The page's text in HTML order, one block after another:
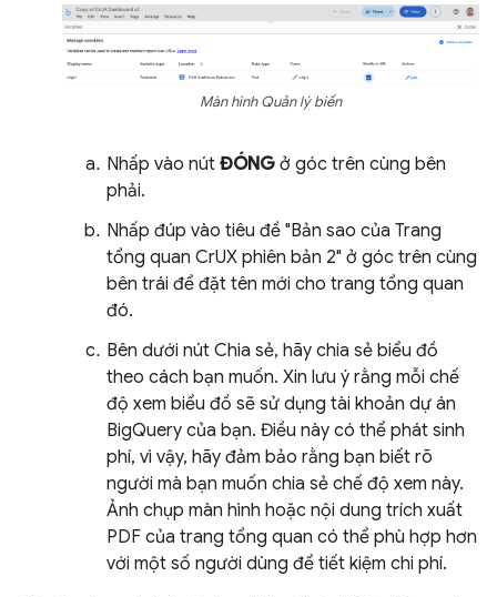
Màn hình Quản lý biến
Nhấp vào nút ĐÓNG ở góc trên cùng bên
phải.
Nhấp đúp vào tiêu đề "Bản sao của Trang
tổng quan CrUX phiên bản 2" ở góc trên cùng
bên trái để đặt tên mới cho trang tổng quan
đó.
Bên dưới nút Chia sẻ, hãy chia sẻ biểu đồ
theo cách bạn muốn. Xin lưu ý rằng mỗi chế
độ xem biểu đồ sẽ sử dụng tài khoản dự án
BigQuery của bạn. Điều này có thể phát sinh
phí, vì vậy, hãy đảm bảo rằng bạn biết rõ
người mà bạn muốn chia sẻ chế độ xem này.
Ảnh chụp màn hình hoặc nội dung trích xuất
PDF của trang tổng quan có thể phù hợp hơn
với một số người dùng để tiết kiệm chi phí.